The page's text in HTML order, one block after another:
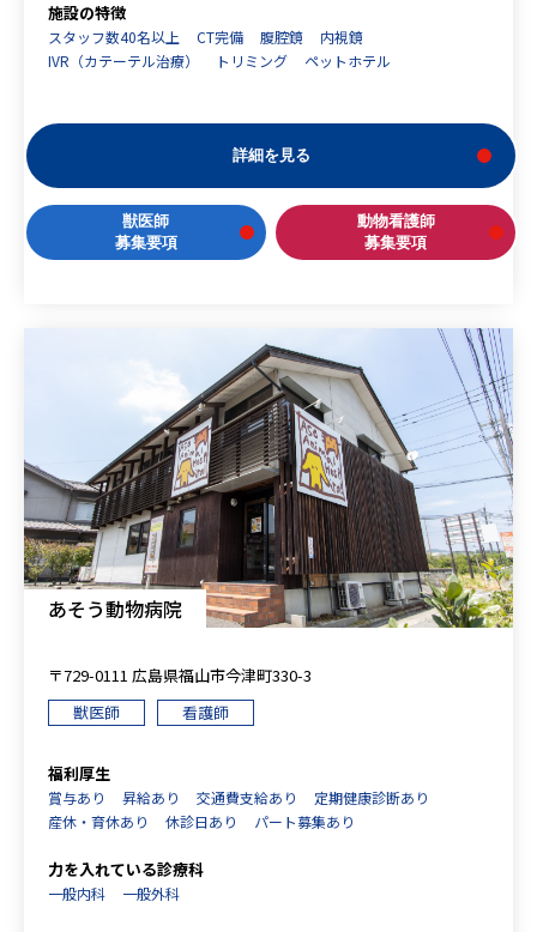
施設の特徴
スタッフ数40名以上 CT完備 腹腔鏡
内視鏡
IVR（カテーテル治療）
トリミング ペットホテル
詳細を見る
獣医師
募集要項
動物看護師
募集要項
あそう動物病院
〒729-0111 広島県福山市今津町330-3
獣医師
看護師
福利厚生
賞与あり 昇給あり 交通費支給あり
定期健康診断あり
産休・育休あり
休診日あり パート募集あり
力を入れている診療科
一般内科 一般外科